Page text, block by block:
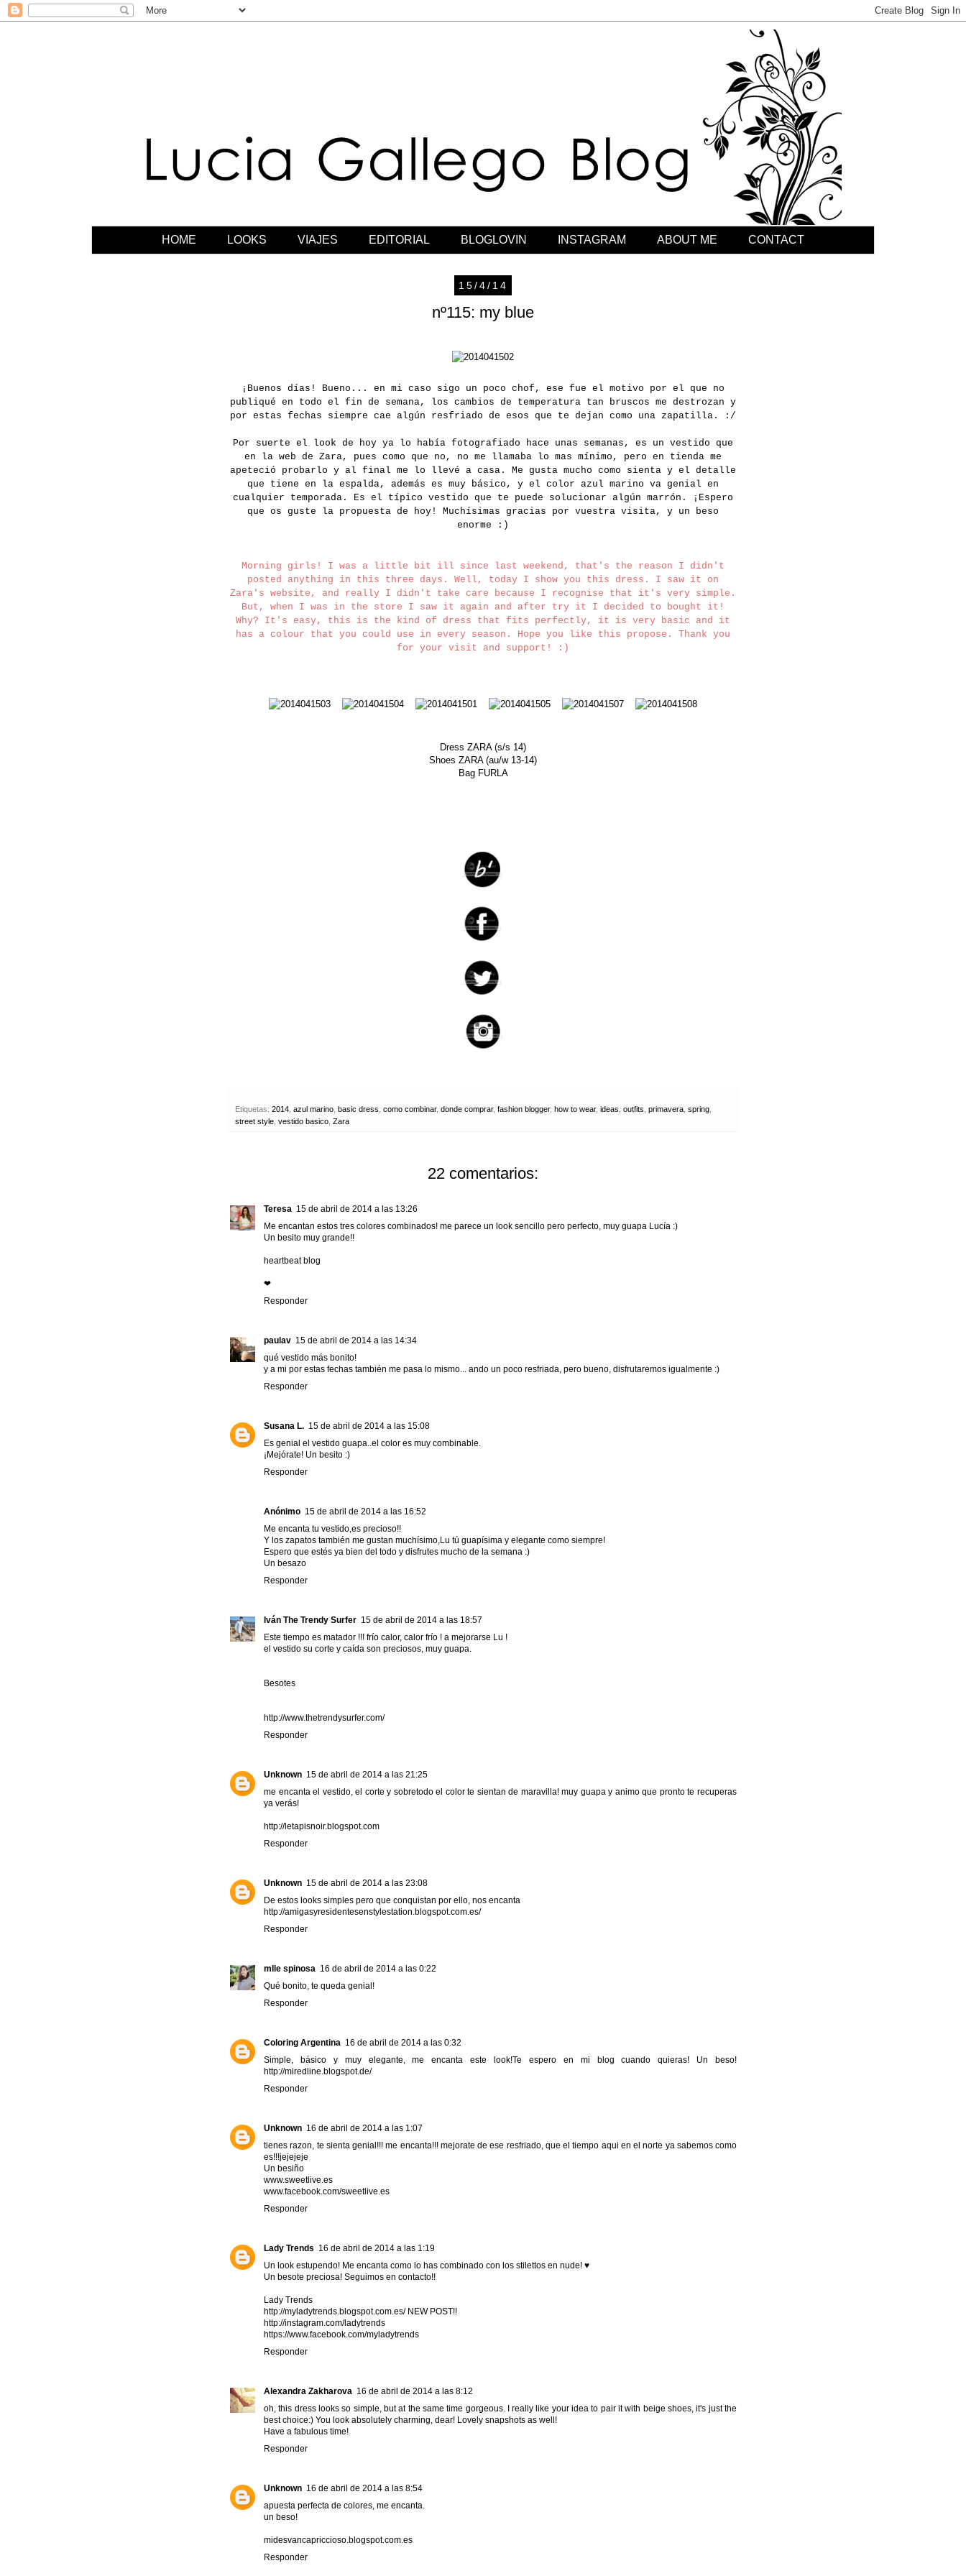
HOME LOOKS VIAJES EDITORIAL BLOGLOVIN INSTAGRAM ABOUT ME CONTACT
15/4/14
nº115: my blue
¡Buenos días! Bueno... en mi caso sigo un poco chof, ese fue el motivo por el que no
publiqué en todo el fin de semana, los cambios de temperatura tan bruscos me destrozan y
por estas fechas siempre cae algún resfriado de esos que te dejan como una zapatilla. :/
Por suerte el look de hoy ya lo había fotografiado hace unas semanas, es un vestido que
en la web de Zara, pues como que no, no me llamaba lo mas mínimo, pero en tienda me
apeteció probarlo y al final me lo llevé a casa. Me gusta mucho como sienta y el detalle
que tiene en la espalda, además es muy básico, y el color azul marino va genial en
cualquier temporada. Es el típico vestido que te puede solucionar algún marrón. ¡Espero
que os guste la propuesta de hoy! Muchísimas gracias por vuestra visita, y un beso
enorme :)
Morning girls! I was a little bit ill since last weekend, that's the reason I didn't
posted anything in this three days. Well, today I show you this dress. I saw it on
Zara's website, and really I didn't take care because I recognise that it's very simple.
But, when I was in the store I saw it again and after try it I decided to bought it!
Why? It's easy, this is the kind of dress that fits perfectly, it is very basic and it
has a colour that you could use in every season. Hope you like this propose. Thank you
for your visit and support! :)
Dress ZARA (s/s 14)
Shoes ZARA (au/w 13-14)
Bag FURLA
Etiquetas: 2014 azul marino basic dress como combinar, donde comprar, fashion blogger, how to wear, ideas outfits primavera spring
street style vestido basico Zara
22 comentarios:
Teresa 15 de abril de 2014 a las 13:26
Me encantan estos tres colores combinados! me parece un look sencillo pero perfecto, muy guapa Lucía :)
Un besito muy grande!!
heartbeat blog
❤
Responder
paulav 15 de abril de 2014 a las 14:34
qué vestido más bonito!
y a mi por estas fechas también me pasa lo mismo... ando un poco resfriada, pero bueno, disfrutaremos igualmente :)
Responder
Susana L. 15 de abril de 2014 a las 15:08
Es genial el vestido guapa..el color es muy combinable.
¡Mejórate! Un besito :)
Responder
Anónimo 15 de abril de 2014 a las 16:52
Me encanta tu vestido,es precioso!!
Y los zapatos también me gustan muchísimo,Lu tú guapísima y elegante como siempre!
Espero que estés ya bien del todo y disfrutes mucho de la semana :)
Un besazo
Responder
Iván The Trendy Surfer 15 de abril de 2014 a las 18:57
Este tiempo es matador !!! frío calor, calor frío ! a mejorarse Lu !
el vestido su corte y caída son preciosos, muy guapa.
Besotes
http://www.thetrendysurfer.com/
Responder
Unknown 15 de abril de 2014 a las 21:25
me encanta el vestido, el corte y sobretodo el color te sientan de maravilla! muy guapa y animo que pronto te recuperas
ya verás!
http://letapisnoir.blogspot.com
Responder
Unknown 15 de abril de 2014 a las 23:08
De estos looks simples pero que conquistan por ello, nos encanta
http://amigasyresidentesenstylestation.blogspot.com.es/
Responder
mlle spinosa 16 de abril de 2014 a las 0:22
Qué bonito, te queda genial!
Responder
Coloring Argentina 16 de abril de 2014 a las 0:32
Simple, básico y muy elegante, me encanta este look!Te espero en mi blog cuando quieras! Un beso!
http://miredline.blogspot.de/
Responder
Unknown 16 de abril de 2014 a las 1:07
tienes razon, te sienta genial!!! me encanta!!! mejorate de ese resfriado, que el tiempo aqui en el norte ya sabemos como
es!!!jejejeje
Un besiño
www.sweetlive.es
www.facebook.com/sweetlive.es
Responder
Lady Trends 16 de abril de 2014 a las 1:19
Un look estupendo! Me encanta como lo has combinado con los stilettos en nude! ♥
Un besote preciosa! Seguimos en contacto!!
Lady Trends
http://myladytrends.blogspot.com.es/ NEW POST!!
http://instagram.com/ladytrends
https://www.facebook.com/myladytrends
Responder
Alexandra Zakharova 16 de abril de 2014 a las 8:12
oh, this dress looks so simple, but at the same time gorgeous. I really like your idea to pair it with beige shoes, it's just the
best choice:) You look absolutely charming, dear! Lovely snapshots as well!
Have a fabulous time!
Responder
Unknown 16 de abril de 2014 a las 8:54
apuesta perfecta de colores, me encanta.
un beso!
midesvancapriccioso.blogspot.com.es
Responder